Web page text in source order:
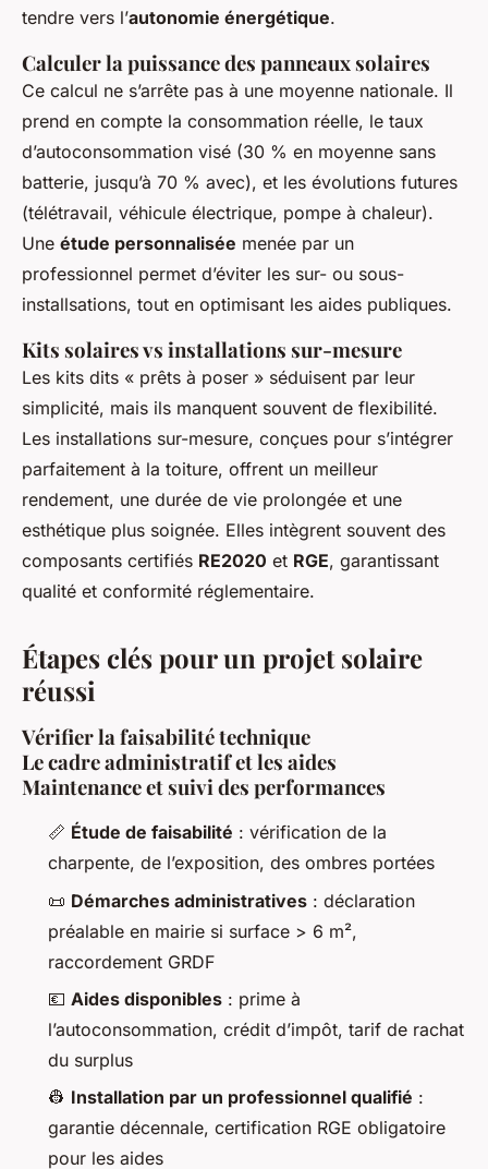
tendre vers l’autonomie énergétique.
Calculer la puissance des panneaux solaires
Ce calcul ne s’arrête pas à une moyenne nationale. Il
prend en compte la consommation réelle, le taux
d’autoconsommation visé (30 % en moyenne sans
batterie, jusqu’à 70 % avec), et les évolutions futures
(télétravail, véhicule électrique, pompe à chaleur).
Une étude personnalisée menée par un
professionnel permet d’éviter les sur- ou sous-
installsations, tout en optimisant les aides publiques.
Kits solaires vs installations sur-mesure
Les kits dits « prêts à poser » séduisent par leur
simplicité, mais ils manquent souvent de flexibilité.
Les installations sur-mesure, conçues pour s’intégrer
parfaitement à la toiture, offrent un meilleur
rendement, une durée de vie prolongée et une
esthétique plus soignée. Elles intègrent souvent des
composants certifiés RE2020 et RGE, garantissant
qualité et conformité réglementaire.
Étapes clés pour un projet solaire
réussi
Vérifier la faisabilité technique
Le cadre administratif et les aides
Maintenance et suivi des performances
📏 Étude de faisabilité : vérification de la
charpente, de l’exposition, des ombres portées
📜 Démarches administratives : déclaration
préalable en mairie si surface > 6 m²,
raccordement GRDF
💶 Aides disponibles : prime à
l’autoconsommation, crédit d’impôt, tarif de rachat
du surplus
👷 Installation par un professionnel qualifié :
garantie décennale, certification RGE obligatoire
pour les aides